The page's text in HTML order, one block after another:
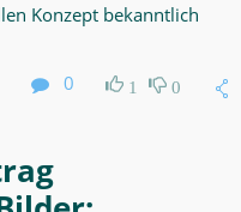
Konzept bekanntlich
0
1 0